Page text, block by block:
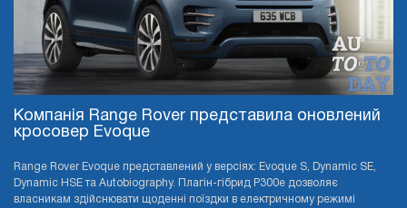
Компанія Range Rover представила оновлений
кросовер Evoque
Range Rover Evoque представлений у версіях: Evoque S, Dynamic SE,
Dynamic HSE та Autobiography. Плагін-гібрид P300e дозволяє
власникам здійснювати щоденні поїздки в електричному режимі